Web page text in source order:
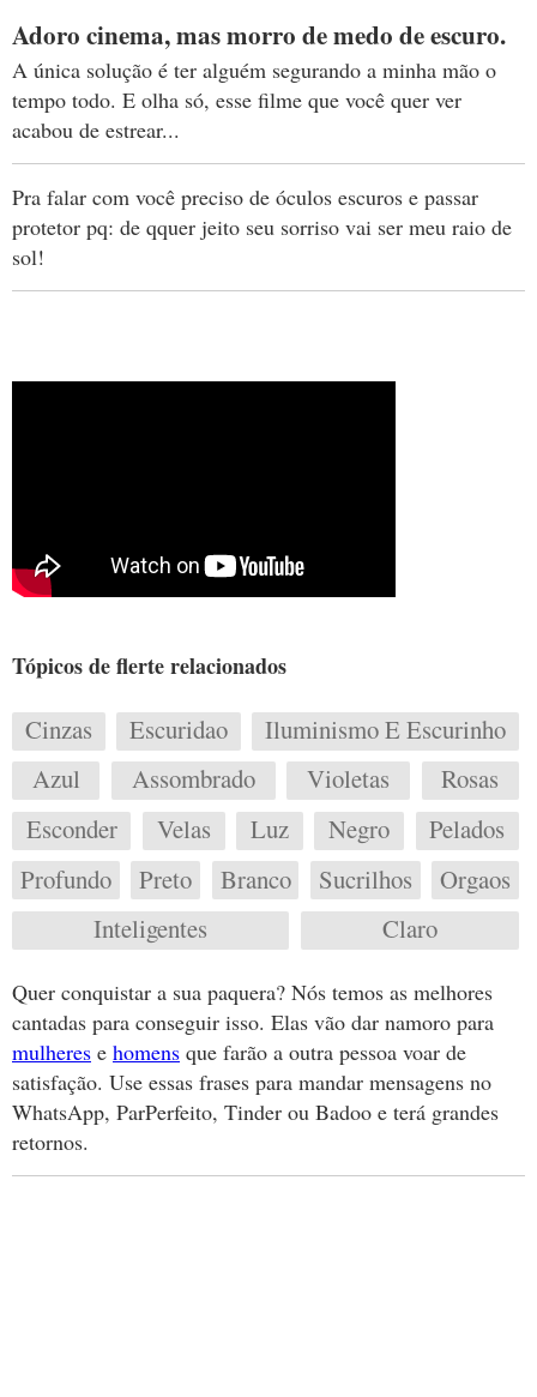
Adoro cinema, mas morro de medo de escuro.
A única solução é ter alguém segurando a minha mão o
tempo todo. E olha só, esse filme que você quer ver
acabou de estrear...
Pra falar com você preciso de óculos escuros e passar
protetor pq: de qquer jeito seu sorriso vai ser meu raio de
sol!
Tópicos de flerte relacionados
Cinzas Escuridao
Iluminismo E Escurinho
Azul
Assombrado Violetas
Rosas
Esconder
Velas Luz Negro
Pelados
Profundo
Preto Branco Sucrilhos
Orgaos
Inteligentes
Claro
Quer conquistar a sua paquera? Nós temos as melhores
cantadas para conseguir isso. Elas vão dar namoro para
mulheres e homens que farão a outra pessoa voar de
satisfação. Use essas frases para mandar mensagens no
WhatsApp, ParPerfeito, Tinder ou Badoo e terá grandes
retornos.